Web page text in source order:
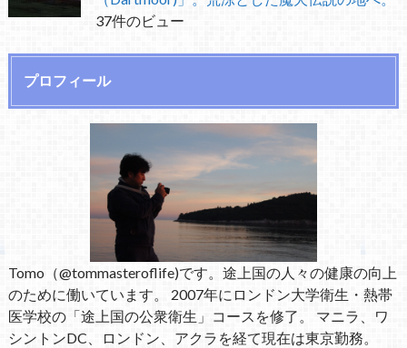
37件のビュー
プロフィール
Tomo（@tommasteroflife)です。途上国の人々の健康の向上
のために働いています。 2007年にロンドン大学衛生・熱帯
医学校の「途上国の公衆衛生」コースを修了。 マニラ、ワ
シントンDC、ロンドン、アクラを経て現在は東京勤務。